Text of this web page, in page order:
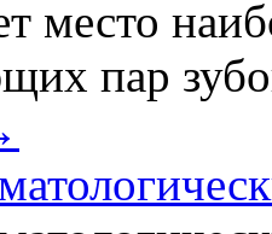
место
пар